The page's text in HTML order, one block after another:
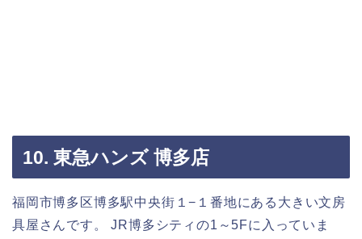
10. 東急ハンズ 博多店
福岡市博多区博多駅中央街１−１番地にある大きい文房
具屋さんです。 JR博多シティの1～5Fに入っていま